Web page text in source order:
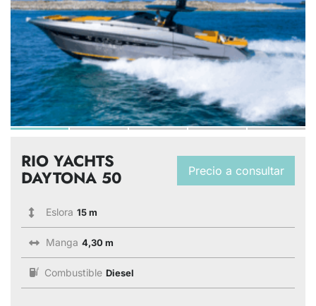
Precio a consultar
RIO YACHTS
DAYTONA 50
Eslora 15 m
Manga 4,30 m
Combustible Diesel